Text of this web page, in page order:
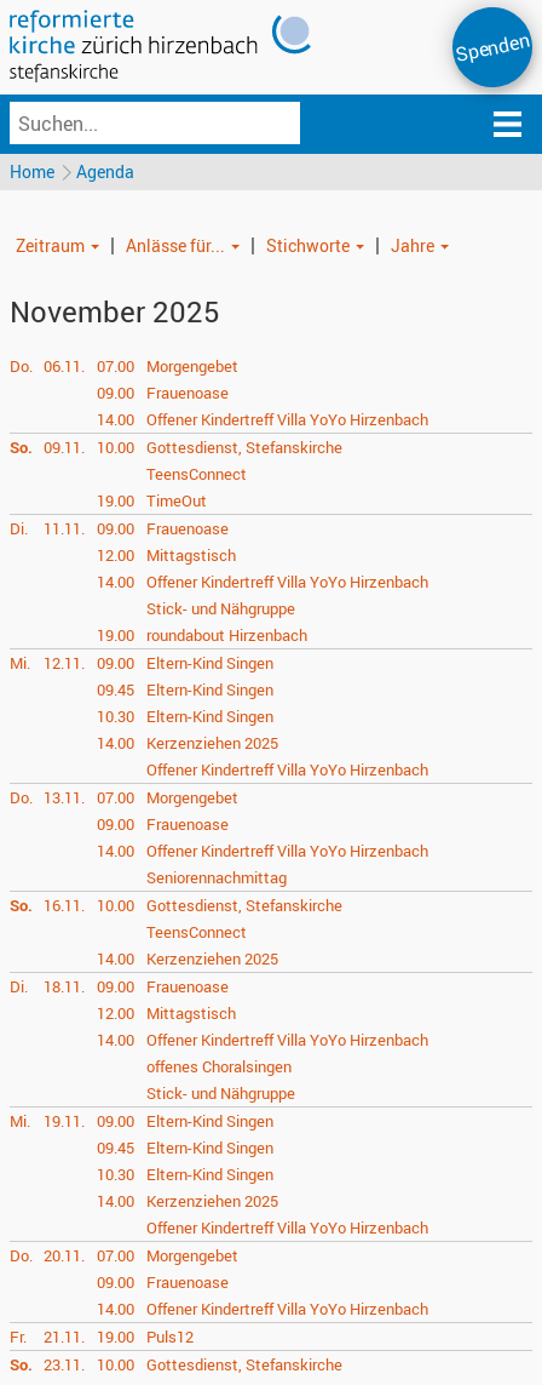
Spenden
Home Agenda
Zeitraum | Anlässe für... | Stichworte | Jahre
November 2025
Do. 06.11. 07.00
Morgengebet
09.00
Frauenoase
14.00 Offener Kindertreff Villa YoYo Hirzenbach
So. 09.11. 10.00 Gottesdienst, Stefanskirche
TeensConnect
19.00 TimeOut
Di.
11.11. 09.00
Frauenoase
12.00
Mittagstisch
14.00 Offener Kindertreff Villa YoYo Hirzenbach
Stick- und Nähgruppe
19.00
roundabout Hirzenbach
Mi.
12.11. 09.00
Eltern-Kind Singen
09.45
Eltern-Kind Singen
10.30
Eltern-Kind Singen
14.00
Kerzenziehen 2025
Offener Kindertreff Villa YoYo Hirzenbach
Do. 13.11. 07.00
Morgengebet
09.00
Frauenoase
14.00 Offener Kindertreff Villa YoYo Hirzenbach
Seniorennachmittag
So.
16.11. 10.00 Gottesdienst, Stefanskirche
TeensConnect
14.00
Kerzenziehen 2025
Di.
18.11. 09.00
Frauenoase
12.00
Mittagstisch
14.00 Offener Kindertreff Villa YoYo Hirzenbach
offenes Choralsingen
Stick- und Nähgruppe
Mi.
19.11. 09.00
Eltern-Kind Singen
09.45
Eltern-Kind Singen
10.30
Eltern-Kind Singen
14.00
Kerzenziehen 2025
Offener Kindertreff Villa YoYo Hirzenbach
Do. 20.11. 07.00
Morgengebet
09.00
Frauenoase
14.00 Offener Kindertreff Villa YoYo Hirzenbach
Fr.
21.11. 19.00
Puls12
So. 23.11. 10.00 Gottesdienst, Stefanskirche